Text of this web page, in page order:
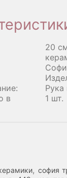
20
Рука
в
1 шт.
, софия